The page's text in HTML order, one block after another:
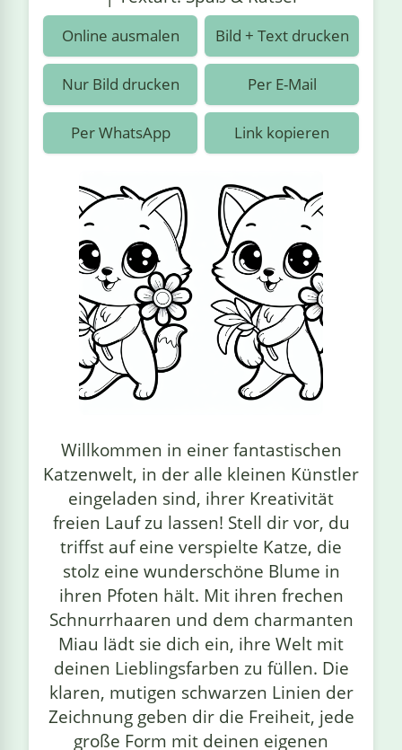
›
Gemüse ›
& Blumen ›
›
›
Rennautos
Schaufelradbagger
Traktoren
Prinzessinnen
Regenbogen
Ritter
Superhelden
Online ausmalen Bild + Text drucken
Nur Bild drucken Per E-Mail
Per WhatsApp Link kopieren
Willkommen in einer fantastischen
Katzenwelt, in der alle kleinen Künstler
eingeladen sind, ihrer Kreativität
freien Lauf zu lassen! Stell dir vor, du
triffst auf eine verspielte Katze, die
stolz eine wunderschöne Blume in
ihren Pfoten hält. Mit ihren frechen
Schnurrhaaren und dem charmanten
Miau lädt sie dich ein, ihre Welt mit
deinen Lieblingsfarben zu füllen. Die
klaren, mutigen schwarzen Linien der
Zeichnung geben dir die Freiheit, jede
große Form mit deinen eigenen